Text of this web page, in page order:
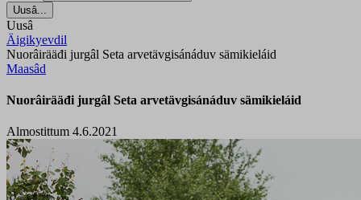
Uusâ...
Uusâ
Äigikyevdil
Nuorâirääđi jurgâl Seta arvetävgisánáduv sämikieláid
Maasâd
Nuorâirääđi jurgâl Seta arvetävgisánáduv sämikieláid
Almostittum 4.6.2021